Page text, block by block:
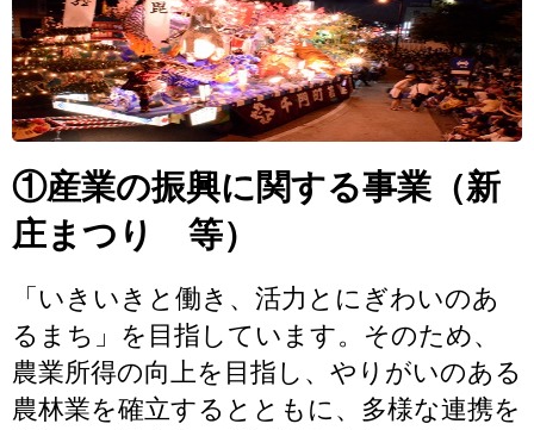
①産業の振興に関する事業（新
庄まつり 等）
「いきいきと働き、活力とにぎわいのあ
るまち」を目指しています。そのため、
農業所得の向上を目指し、やりがいのある
農林業を確立するとともに、多様な連携を